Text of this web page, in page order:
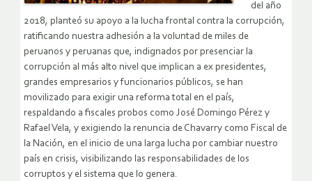
del año
2018, planteó su apoyo a la lucha frontal contra la corrupción,
ratificando nuestra adhesión a la voluntad de miles de
peruanos y peruanas que, indignados por presenciar la
corrupción al más alto nivel que implican a ex presidentes,
grandes empresarios y funcionarios públicos, se han
movilizado para exigir una reforma total en el país,
respaldando a fiscales probos como José Domingo Pérez y
Rafael Vela, y exigiendo la renuncia de Chavarry como Fiscal de
la Nación, en el inicio de una larga lucha por cambiar nuestro
país en crisis, visibilizando las responsabilidades de los
corruptos y el sistema que lo genera.